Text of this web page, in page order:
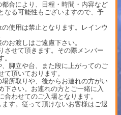
合により、日程・時間・内容など
なる可能性もございますので、予
使用は禁止となります。レインウ
お渡しはご遠慮下さい。
させて頂きます。その際メンバー
脚立や台、また段に上がってのご
頂いております。
所取りや、後からお連れの方がい
下さい。お連れの方とご一緒に入
わせてのご入場となります。
す。従って頂けないお客様はご退